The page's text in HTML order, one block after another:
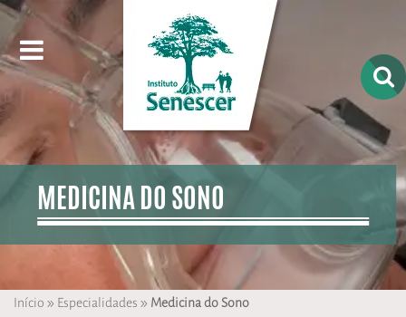
MEDICINA DO SONO
Início » Especialidades » Medicina do Sono